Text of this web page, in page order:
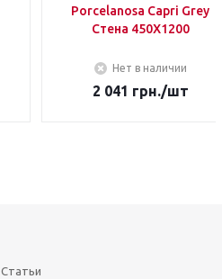
Porcelanosa Capri Grey
Стена 450Х1200
Нет в наличии
2 041 грн./шт
Статьи